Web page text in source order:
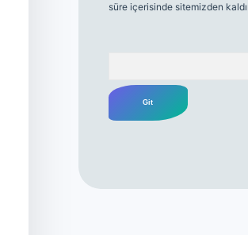
süre içerisinde sitemizden